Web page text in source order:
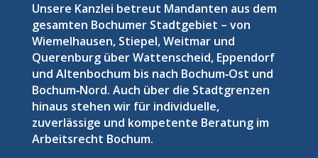
Unsere Kanzlei betreut Mandanten aus dem
gesamten Bochumer Stadtgebiet – von
Wiemelhausen, Stiepel, Weitmar und
Querenburg über Wattenscheid, Eppendorf
und Altenbochum bis nach Bochum‑Ost und
Bochum‑Nord. Auch über die Stadtgrenzen
hinaus stehen wir für individuelle,
zuverlässige und kompetente Beratung im
Arbeitsrecht Bochum.